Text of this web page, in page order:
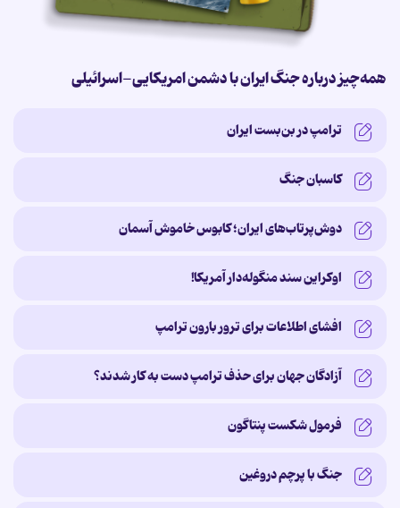
همه‌چیز درباره جنگ ایران با دشمن امریکایی-اسرائیلی
ترامپ در بن‌بست ایران
کاسبان جنگ
دوش‌پرتاب‌های ایران؛ کابوس خاموش آسمان
اوکراین سند منگوله‌دار آمریکا!
افشای اطلاعات برای ترور بارون ترامپ
آزادگان جهان برای حذف ترامپ دست به کار شدند؟
فرمول شکست پنتاگون
جنگ با پرچم دروغین